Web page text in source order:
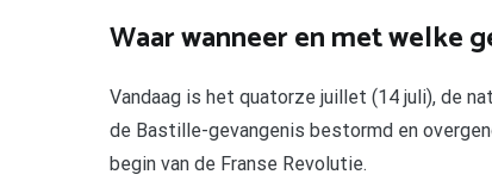
Waar wanneer en met welke
Vandaag is het quatorze juillet (14 juli), de
de Bastille-gevangenis bestormd en
begin van de Franse Revolutie.